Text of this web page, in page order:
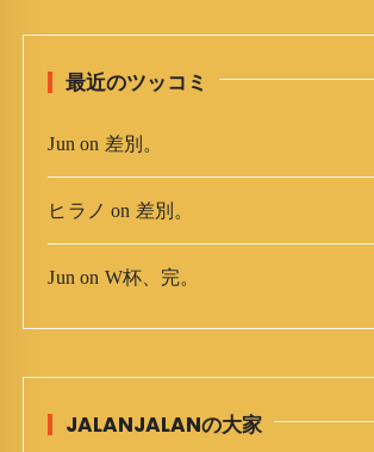
最近のツッコミ
Jun on 差別。
ヒラノ on 差別。
Jun on W杯、完。
JALANJALANの大家